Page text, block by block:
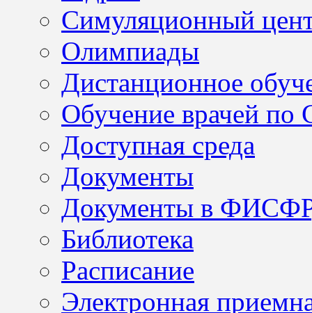
Симуляционный
Олимпиады
Дистанционное
Обучение врачей по
Доступная среда
Документы
Документы в
Библиотека
Расписание
Электронная